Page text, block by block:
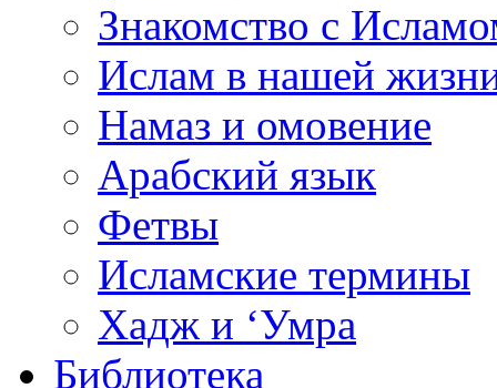
Знакомство с
Ислам в нашей
Намаз и омовение
Арабский язык
Фетвы
Исламские термины
Хадж и ‘Умра
Библиотека